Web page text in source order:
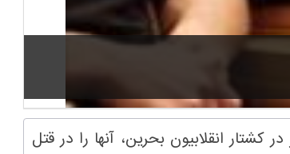
انقلابیون بحرین، آنها را در قتل